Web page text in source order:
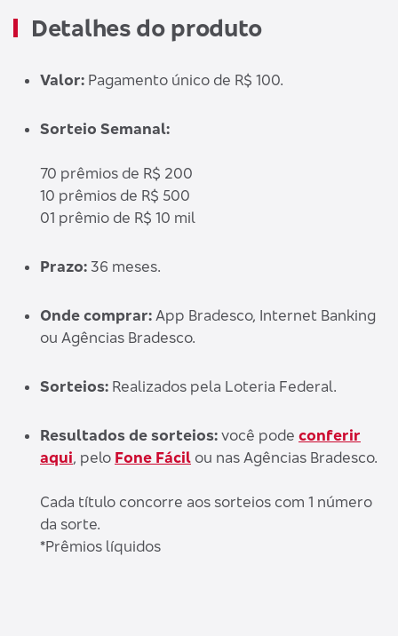
Detalhes do produto
Valor: Pagamento único de R$ 100.
Sorteio Semanal:
70 prêmios de R$ 200
10 prêmios de R$ 500
01 prêmio de R$ 10 mil
Prazo: 36 meses.
Onde comprar: App Bradesco, Internet Banking
ou Agências Bradesco.
Sorteios: Realizados pela Loteria Federal.
Resultados de sorteios:você pode conferir
aqui, pelo Fone Fácil ou nas Agências Bradesco.
Cada título concorre aos sorteios com 1 número
da sorte.
*Prêmios líquidos